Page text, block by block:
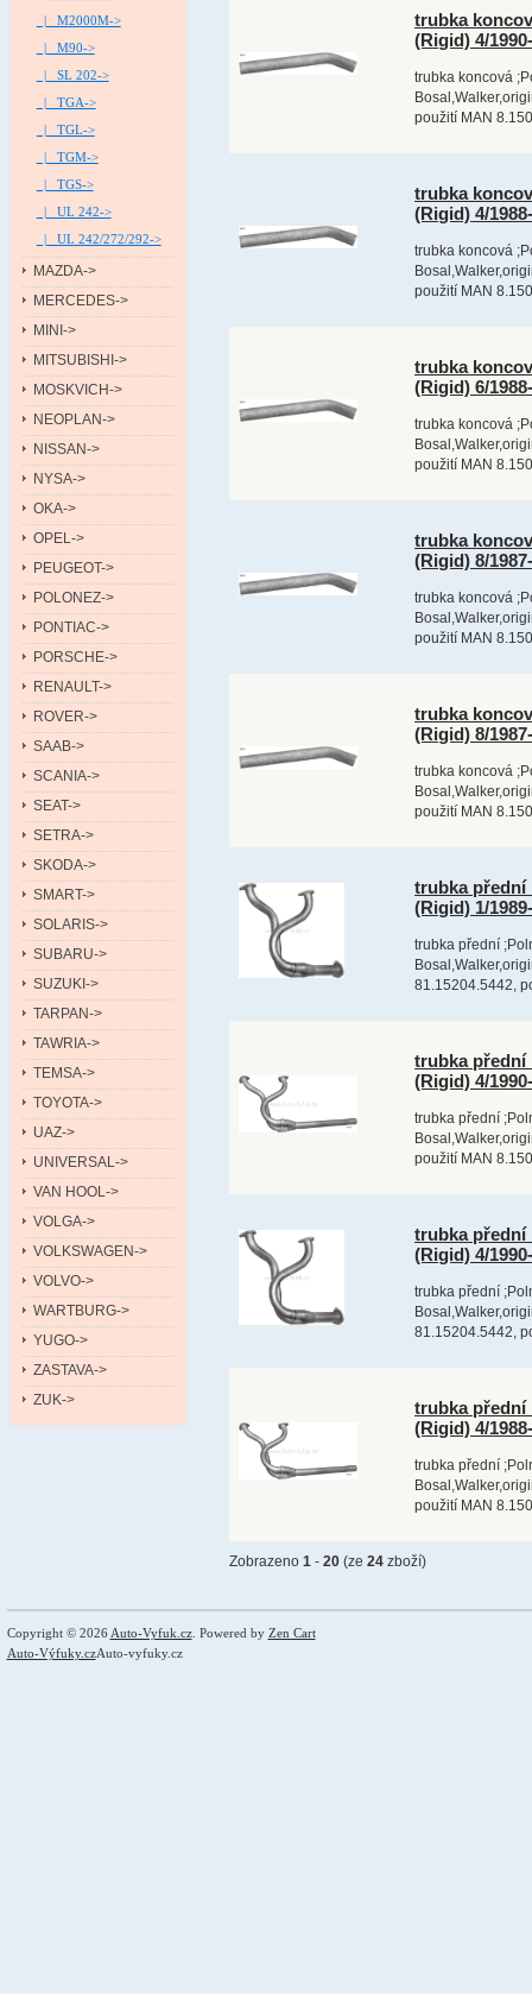
|_ M2000M->
|_ M90->
|_ SL 202->
|_ TGA->
|_ TGL->
|_ TGM->
|_ TGS->
|_ UL 242->
|_ UL 242/272/292->
MAZDA->
MERCEDES->
MINI->
MITSUBISHI->
MOSKVICH->
NEOPLAN->
NISSAN->
NYSA->
OKA->
OPEL->
PEUGEOT->
POLONEZ->
PONTIAC->
PORSCHE->
RENAULT->
ROVER->
SAAB->
SCANIA->
SEAT->
SETRA->
SKODA->
SMART->
SOLARIS->
SUBARU->
SUZUKI->
TARPAN->
TAWRIA->
TEMSA->
TOYOTA->
UAZ->
UNIVERSAL->
VAN HOOL->
VOLGA->
VOLKSWAGEN->
VOLVO->
WARTBURG->
YUGO->
ZASTAVA->
ZUK->
trubka
(Rigid) 4/
trubka koncová
použití MAN
trubka
(Rigid) 4/
trubka koncová
použití MAN
trubka
(Rigid) 6/
trubka koncová
použití MAN
trubka
(Rigid) 8/
trubka koncová
použití MAN
trubka
(Rigid) 8/
trubka koncová
použití MAN
trubka přední
(Rigid) 1/
trubka přední
81.15204.5442,
trubka přední
(Rigid) 4/
trubka přední
použití MAN
trubka přední
(Rigid) 4/
trubka přední
81.15204.5442,
trubka přední
(Rigid) 4/
trubka přední
použití MAN
Zobrazeno1 -20 (ze24 zboží)
Copyright © 2026 Auto-Vyfuk.cz. Powered by Zen Cart
Auto-Výfuky.czAuto-vyfuky.cz